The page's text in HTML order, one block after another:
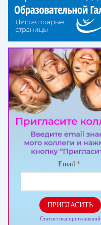
Email *
ПРИГЛАСИТЬ
Статистика приглашений